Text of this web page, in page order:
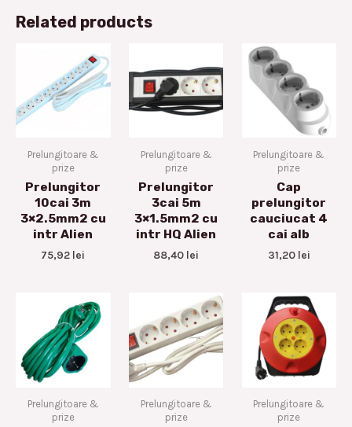
Related products
Prelungitoare &
prize
Prelungitor
10cai 3m
3×2.5mm2 cu
intr Alien
75,92 lei
Prelungitoare &
prize
Prelungitor
3cai 5m
3×1.5mm2 cu
intr HQ Alien
88,40 lei
Prelungitoare &
prize
Cap
prelungitor
cauciucat 4
cai alb
31,20 lei
Prelungitoare &
prize
Prelungitoare &
prize
Prelungitoare &
prize